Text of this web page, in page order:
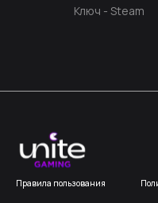
Ключ - Steam
Правила пользования